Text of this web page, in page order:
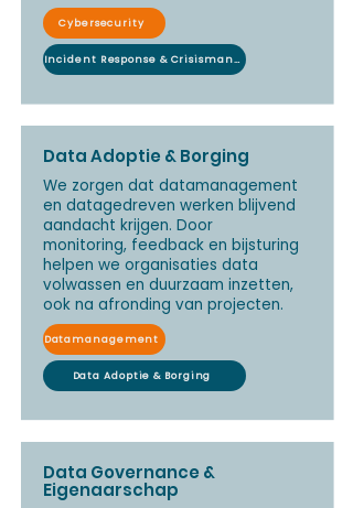
Cybersecurity
Incident Response & Crisismanagement
Data Adoptie & Borging
We zorgen dat datamanagement
en datagedreven werken blijvend
aandacht krijgen. Door
monitoring, feedback en bijsturing
helpen we organisaties data
volwassen en duurzaam inzetten,
ook na afronding van projecten.
Datamanagement
Data Adoptie & Borging
Data Governance &
Eigenaarschap